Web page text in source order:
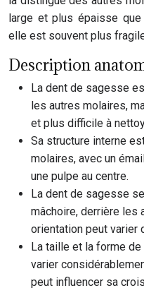
large et plus épaisse
elle est souvent plus
Description
La dent de sagesse
les autres molaires,
et plus difficile à
Sa structure interne
molaires, avec un
une pulpe au centre.
La dent de sagesse
mâchoire, derrière les
orientation peut varier
La taille et la forme
varier
peut influencer sa